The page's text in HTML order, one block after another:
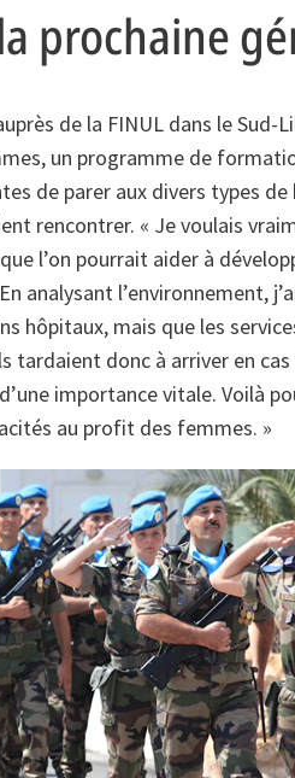
prochaine
de la FINUL dans le Sud-
un programme de
de parer aux divers types de
rencontrer. « Je voulais
l’on pourrait aider à
analysant l’environnement,
hôpitaux, mais que les
tardaient donc à arriver en
importance vitale. Voilà
au profit des femmes. »